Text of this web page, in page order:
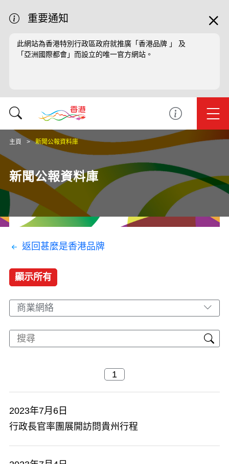
重要通知
此網站為香港特別行政區政府就推廣「香港品牌 」 及
「亞洲國際都會」而設立的唯一官方網站。
主頁 新聞公報資料庫
新聞公報資料庫
返回甚麼是香港品牌
顯示所有
商業網絡
2023年7月6日
行政長官率團展開訪問貴州行程